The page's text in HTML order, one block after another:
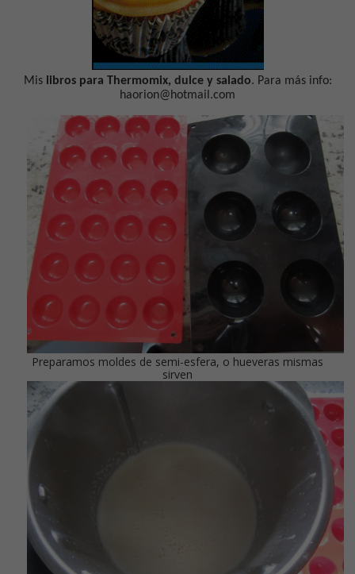
Mis libros para Thermomix, dulce y salado. Para más info:
haorion@hotmail.com
Preparamos moldes de semi-esfera, o hueveras mismas
sirven